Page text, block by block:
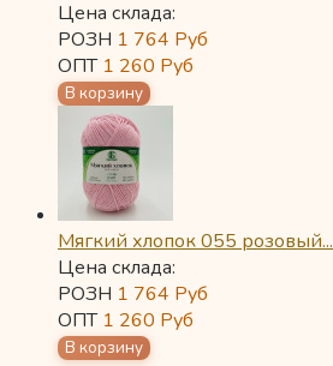
Цена склада:
РОЗН 1 764 Руб
ОПТ 1 260 Руб
Мягкий хлопок 055 розовый...
Цена склада:
РОЗН 1 764 Руб
ОПТ 1 260 Руб